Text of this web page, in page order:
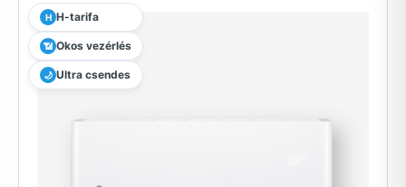
H H-tarifa
📶 Okos vezérlés
🌙 Ultra csendes